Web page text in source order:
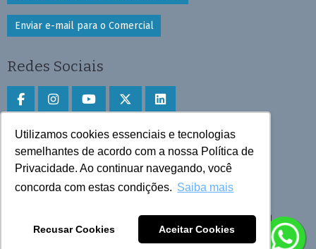
Utilizamos cookies essenciais e tecnologias
semelhantes de acordo com a nossa Política de
Privacidade. Ao continuar navegando, você
concorda com estas condições. Saiba mais
Recusar Cookies Aceitar Cookies
Enviar e-mail para o Comercial
Redes Sociais
Faça download do aplicativo
Play Store e App Store
Todos os direitos reservados © 2025 Cruzeiro do Sul